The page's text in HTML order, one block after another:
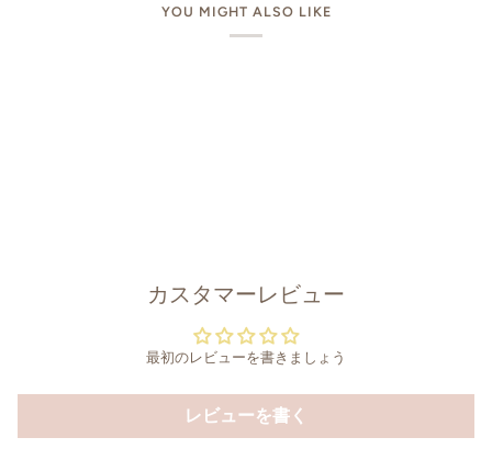
YOU MIGHT ALSO LIKE
カスタマーレビュー
最初のレビューを書きましょう
レビューを書く